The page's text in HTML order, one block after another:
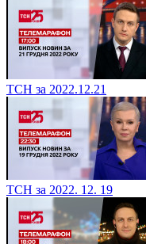
ТСН за 2022.12.21
ТСН за 2022. 12. 19